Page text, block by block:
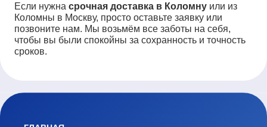
Если нужна срочная доставка в Коломну или из
Коломны в Москву, просто оставьте заявку или
позвоните нам. Мы возьмём все заботы на себя,
чтобы вы были спокойны за сохранность и точность
сроков.